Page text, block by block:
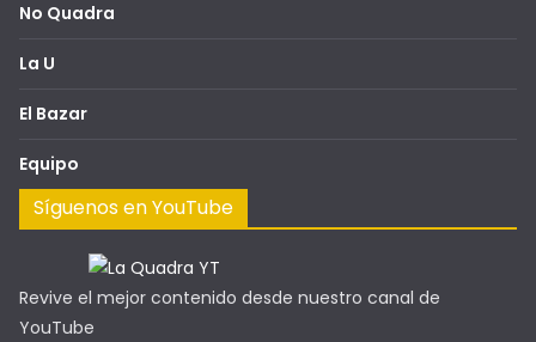
No Quadra
La U
El Bazar
Equipo
Síguenos en YouTube
Revive el mejor contenido desde nuestro canal de
YouTube